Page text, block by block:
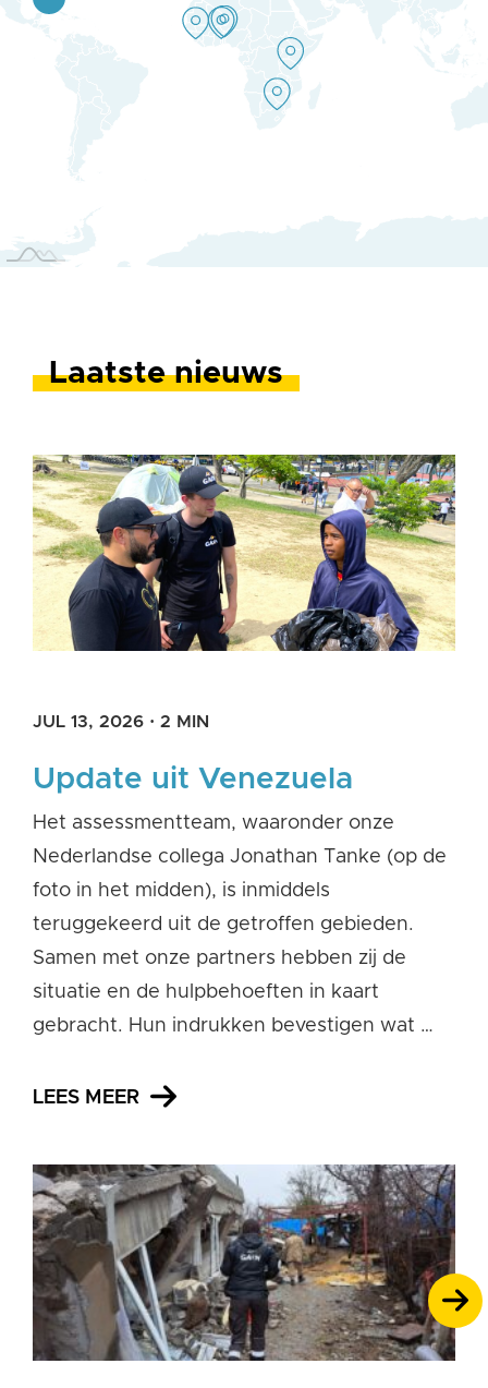
Laatste nieuws
JUL 13, 2026 · 2 MIN
Update uit Venezuela
Het assessmentteam, waaronder onze
Nederlandse collega Jonathan Tanke (op de
foto in het midden), is inmiddels
teruggekeerd uit de getroffen gebieden.
Samen met onze partners hebben zij de
situatie en de hulpbehoeften in kaart
gebracht. Hun indrukken bevestigen wat …
LEES MEER